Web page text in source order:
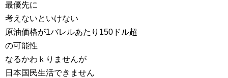
最優先に
考えないといけない
原油価格が1バレルあたり150ドル超
の可能性
なるかわｋりませんが
日本国民生活できません